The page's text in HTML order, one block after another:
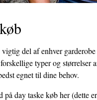
del af enhver
typer og
egnet til dine behov.
på day taske køb her(dette